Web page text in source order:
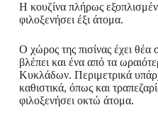
Η κουζίνα πλήρως
φιλοξενήσει έξι άτομα.
Ο χώρος της πισίνας έχει
βλέπει και ένα από τα
Κυκλάδων. Περιμετρικά
καθιστικά, όπως και
φιλοξενήσει οκτώ άτομα.